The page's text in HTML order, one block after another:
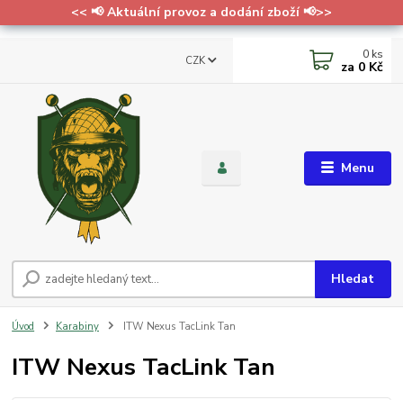
<< 📢 Aktuální provoz a dodání zboží 📢>>
Menu
CZK
Hledat
0 ks
za 0 Kč
Úvod Karabiny ITW Nexus TacLink Tan
ITW Nexus TacLink Tan